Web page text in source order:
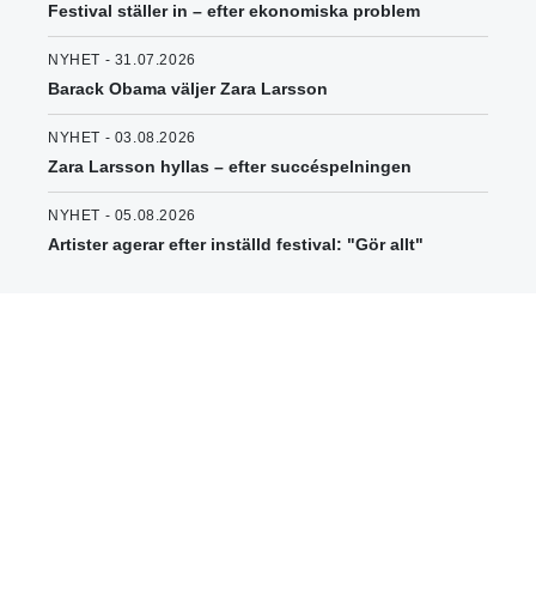
Festival ställer in – efter ekonomiska problem
NYHET - 31.07.2026
Barack Obama väljer Zara Larsson
NYHET - 03.08.2026
Zara Larsson hyllas – efter succéspelningen
NYHET - 05.08.2026
Artister agerar efter inställd festival: "Gör allt"